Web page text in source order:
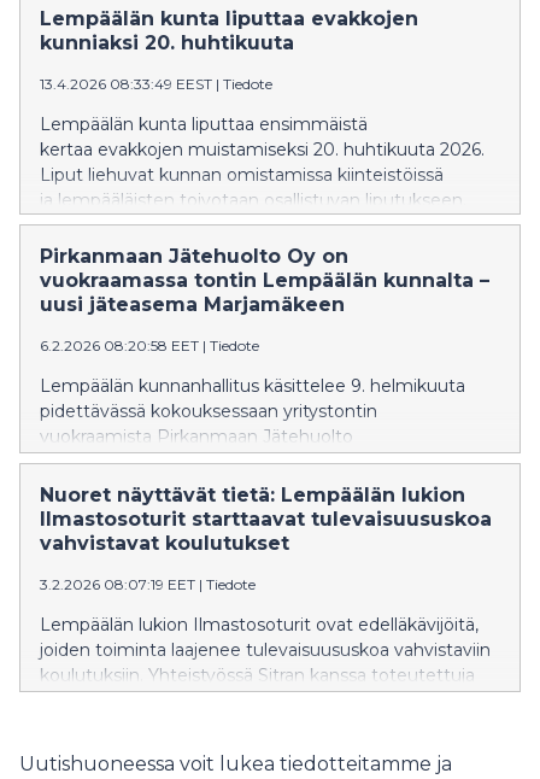
Saikantalo toimii messukohteena sekä Asuntomessut
Oy:n käytössä messuorganisaation toimistotiloina ja
Saikka aloittavat toimintansa tiloissa 17.8.2026.
Lempäälän kunta liputtaa evakkojen
kunniaksi 20. huhtikuuta
13.4.2026 08:33:49 EEST | Tiedote
Lempäälän kunta liputtaa ensimmäistä
kertaa evakkojen muistamiseksi 20. huhtikuuta 2026.
Liput liehuvat kunnan omistamissa kiinteistöissä
ja lempääläisten toivotaan osallistuvan liputukseen.
Pirkanmaan Jätehuolto Oy on
vuokraamassa tontin Lempäälän kunnalta –
uusi jäteasema Marjamäkeen
6.2.2026 08:20:58 EET | Tiedote
Lempäälän kunnanhallitus käsittelee 9. helmikuuta
pidettävässä kokouksessaan yritystontin
vuokraamista Pirkanmaan Jätehuolto
Oy:lle Marjamäen alueelta. Tontti on kooltaan 9820
neliömetriä, ja se käsittää määräalan tilan Peräsalo 418-
439-2-389 alueelta. Vuokrattavalle tontille on
suunnitteilla Pirkanmaan Jätehuollon uusi jäteasema
välivarastoidaan kotitalouksien kookkaita jätteitä, kuten
esimerkiksi huonekaluja, remontti- ja siivousjätteitä,
metallia ja sähkölaitteita. Lisäksi Pirkanmaan
Jätehuolto vastaanottaa asemalla lasipakkauksia,
kartonkipakkauksia ja paperia sekä järjestää risujen
tilaa ja laajemmat aukioloajat. Uusi asema on tarkoitus
Nuoret näyttävät tietä: Lempäälän lukion
Ilmastosoturit starttaavat tulevaisuususkoa
vahvistavat koulutukset
3.2.2026 08:07:19 EET | Tiedote
Lempäälän lukion Ilmastosoturit ovat edelläkävijöitä,
joiden toiminta laajenee tulevaisuususkoa vahvistaviin
koulutuksiin. Yhteistyössä Sitran kanssa toteutettuja
kerää kiitosta kestävyyden asiantuntijoilta.
Uutishuoneessa voit lukea tiedotteitamme ja